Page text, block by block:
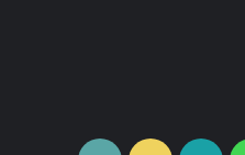
واتس
آپارات ایتا